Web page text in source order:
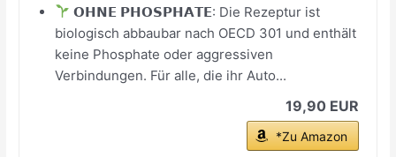
𝗢𝗛𝗡𝗘 𝗣𝗛𝗢𝗦𝗣𝗛𝗔𝗧𝗘: Die Rezeptur ist
biologisch abbaubar nach OECD 301 und enthält
keine Phosphate oder aggressiven
Verbindungen. Für alle, die ihr Auto...
19,90 EUR
*Zu Amazon